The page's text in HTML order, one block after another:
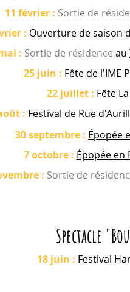
11 février : Sortie de
: Ouverture de saison
: Sortie de résidence au
25 juin : Fête de l'IME
22 juillet : Fête
: Festival de Rue
30 septembre : Épopée
7 octobre: Épopée en
: Sortie de
Spectacle
18 juin : Festival